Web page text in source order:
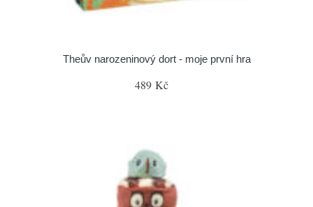
Theův narozeninový dort - moje první hra
489 Kč